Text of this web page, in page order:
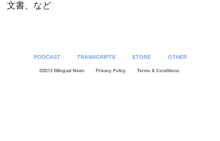
EMBED
文書、など
PODCAST TRANSCRIPTS STORE OTHER
©2013 Bilingual News Privacy Policy Terms & Conditions